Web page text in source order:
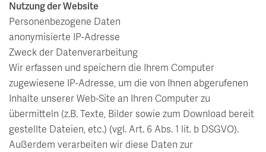
Nutzung der Website
Personenbezogene Daten
anonymisierte IP-Adresse
Zweck der Datenverarbeitung
Wir erfassen und speichern die Ihrem Computer
zugewiesene IP-Adresse, um die von Ihnen abgerufenen
Inhalte unserer Web-Site an Ihren Computer zu
übermitteln (z.B. Texte, Bilder sowie zum Download bereit
gestellte Dateien, etc.) (vgl. Art. 6 Abs. 1 lit. b DSGVO).
Außerdem verarbeiten wir diese Daten zur